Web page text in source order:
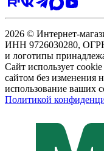
2026 © Интернет-
ИНН 9726030280,
и логотипы
Сайт использует
сайтом без изменения
использование ваших
Политикой